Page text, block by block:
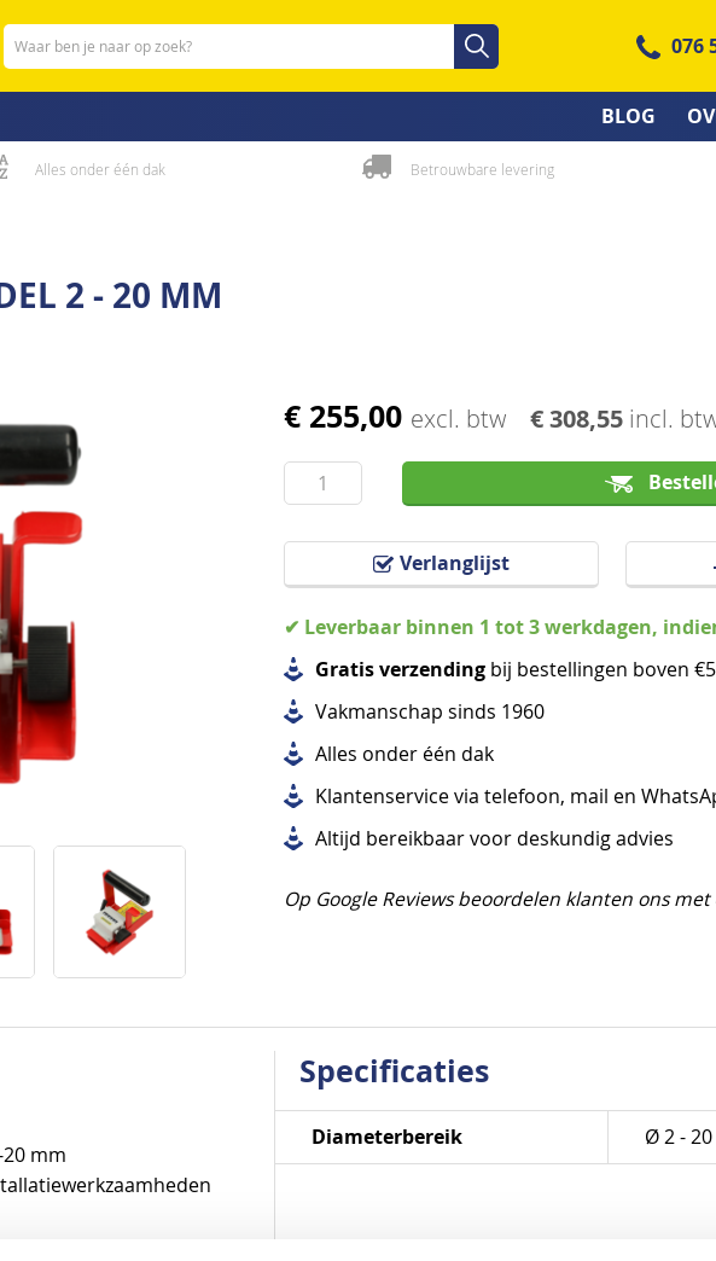
Zoeken Zoeken
076
BLOG
Alles onder één dak Betrouwbare levering
2 - 20 MM
€ 255,00 excl. btw € 308,55 incl.
Verlanglijst
✔ Leverbaar binnen 1 tot 3 werkdagen,
Gratis verzending bij bestellingen boven
Vakmanschap sinds 1960
Alles onder één dak
Klantenservice via telefoon, mail en
Altijd bereikbaar voor deskundig advies
Op Google Reviews beoordelen klanten ons met
mm
Specificaties
Specificaties
Diameterbereik Ø 2 -